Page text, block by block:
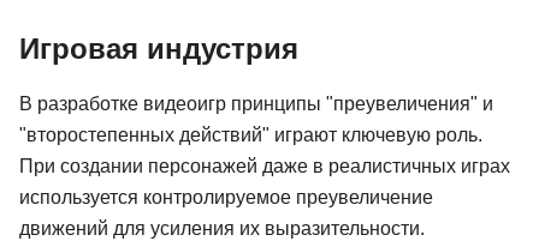
Игровая индустрия
В разработке видеоигр принципы "преувеличения" и
"второстепенных действий" играют ключевую роль.
При создании персонажей даже в реалистичных играх
используется контролируемое преувеличение
движений для усиления их выразительности.